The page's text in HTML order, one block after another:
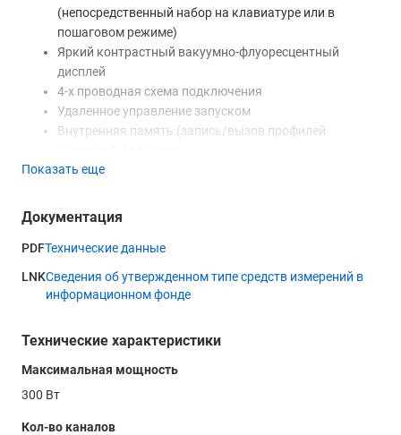
(непосредственный набор на клавиатуре или в
пошаговом режиме)
Яркий контрастный вакуумно-флуоресцентный
дисплей
4-х проводная схема подключения
Удаленное управление запуском
Внутренняя память (запись/вызов профилей
Интеллектуальная система охлаждения
Показать еще
Документация
PDFТехнические данные
LNKСведения об утвержденном типе средств измерений в
информационном фонде
Технические характеристики
Максимальная мощность
300 Вт
Кол-во каналов